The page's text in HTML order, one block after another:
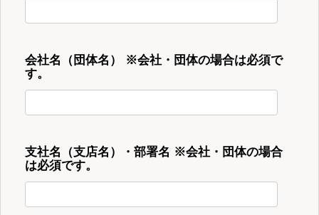
会社名（団体名） ※会社・団体の場合は必須で
す。
支社名（支店名）・部署名 ※会社・団体の場合
は必須です。